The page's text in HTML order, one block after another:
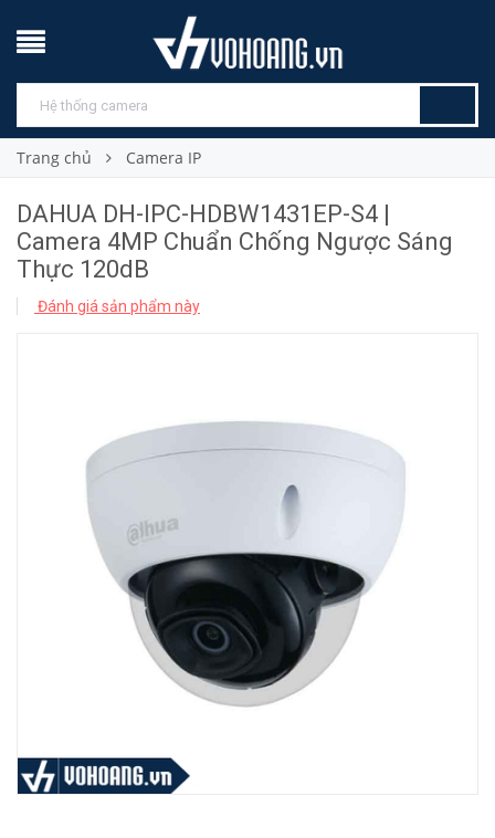
Trang chủ Camera IP
DAHUA DH-IPC-HDBW1431EP-S4 |
Camera 4MP Chuẩn Chống Ngược Sáng
Thực 120dB
Đánh giá sản phẩm này